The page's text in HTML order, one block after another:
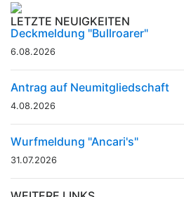
LETZTE NEUIGKEITEN
Deckmeldung "Bullroarer"
6.08.2026
Antrag auf Neumitgliedschaft
4.08.2026
Wurfmeldung "Ancari's"
31.07.2026